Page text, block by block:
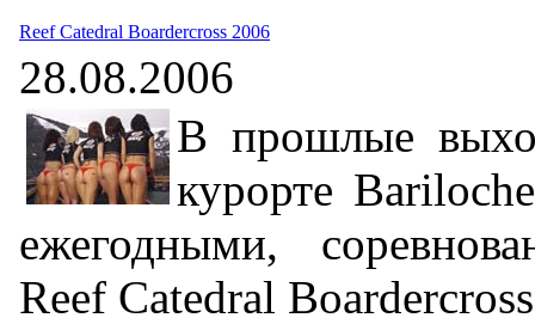
Reef Catedral Boardercross 2006
28.08.2006
В прошлые
курорте
ежегодными,
Reef Catedral